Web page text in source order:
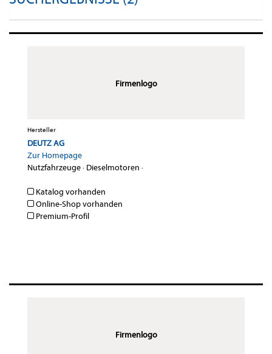
Firmenlogo
Hersteller
DEUTZ AG
Zur Homepage
Nutzfahrzeuge· Dieselmotoren ·
Katalog vorhanden
Online-Shop vorhanden
Premium-Profil
Firmenlogo